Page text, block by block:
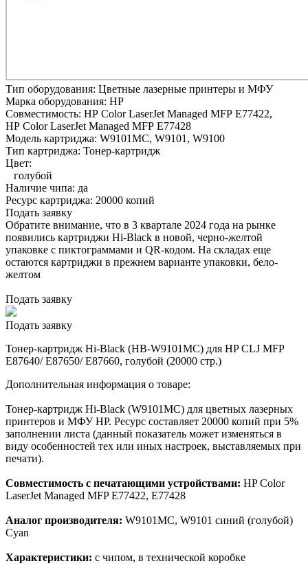
Тип оборудования: Цветные лазерные принтеры и МФУ
Марка оборудования: HP
Совместимость: HP Color LaserJet Managed MFP E77422,
HP Color LaserJet Managed MFP E77428
Модель картриджа: W9101MC, W9101, W9100
Тип картриджа: Тонер-картридж
Цвет:
голубой
Наличие чипа: да
Ресурс картриджа: 20000 копий
Подать заявку
Обратите внимание, что в 3 квартале 2024 года на рынке
появились картриджи Hi-Black в новой, черно-желтой
упаковке с пиктограммами и QR-кодом. На складах еще
остаются картриджи в прежнем варианте упаковки, бело-
желтом
Подать заявку
Подать заявку
Тонер-картридж Hi-Black (HB-W9101MC) для HP CLJ MFP
E87640/ E87650/ E87660, голубой (20000 стр.)
Дополнительная информация о товаре:
Тонер-картридж Hi-Black (W9101MC) для цветных лазерных
принтеров и МФУ HP. Ресурс составляет 20000 копий при 5%
заполнении листа (данный показатель может изменяться в
виду особенностей тех или иных настроек, выставляемых при
печати).
Совместимость с печатающими устройствами: HP Color
LaserJet Managed MFP E77422, E77428
Аналог производителя: W9101MC, W9101 синий (голубой)
Cyan
Характеристики: с чипом, в технической коробке